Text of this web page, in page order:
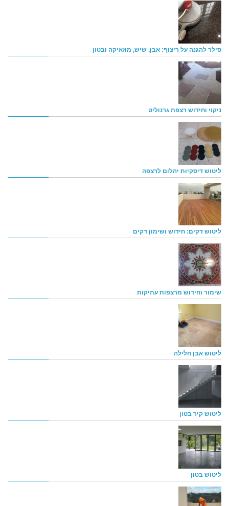
סילר להגנה על ריצוף: אבן, שיש, מוזאיקה ובטון
ניקוי וחידוש רצפת גרנוליט
ליטוש דיסקיות יהלום לרצפה
ליטוש דקים: חידוש ושימון דקים
שימור וחידוש מרצפות עתיקות
ליטוש אבן חלילה
ליטוש קיר בטון
ליטוש בטון